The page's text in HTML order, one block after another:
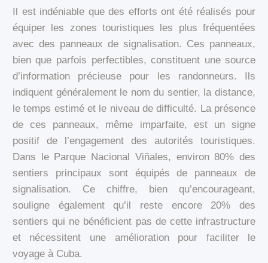
Il est indéniable que des efforts ont été réalisés pour
équiper les zones touristiques les plus fréquentées
avec des panneaux de signalisation. Ces panneaux,
bien que parfois perfectibles, constituent une source
d’information précieuse pour les randonneurs. Ils
indiquent généralement le nom du sentier, la distance,
le temps estimé et le niveau de difficulté. La présence
de ces panneaux, même imparfaite, est un signe
positif de l’engagement des autorités touristiques.
Dans le Parque Nacional Viñales, environ 80% des
sentiers principaux sont équipés de panneaux de
signalisation. Ce chiffre, bien qu’encourageant,
souligne également qu’il reste encore 20% des
sentiers qui ne bénéficient pas de cette infrastructure
et nécessitent une amélioration pour faciliter le
voyage à Cuba.